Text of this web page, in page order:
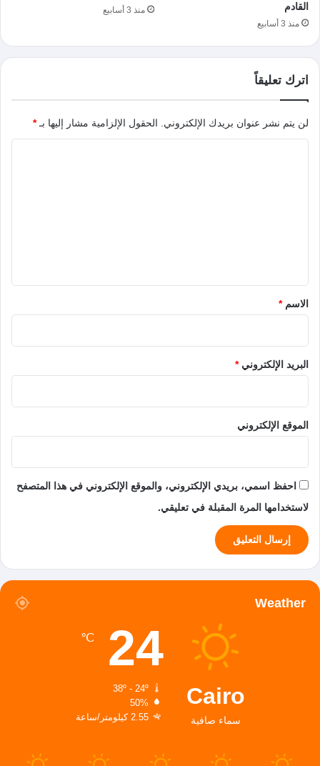
القادم
منذ 3 أسابيع
منذ 3 أسابيع
اترك تعليقاً
لن يتم نشر عنوان بريدك الإلكتروني. الحقول الإلزامية مشار إليها بـ*
*الاسم*
البريد الإلكتروني*
الموقع الإلكتروني
احفظ اسمي، بريدي الإلكتروني، والموقع الإلكتروني في هذا المتصفح
لاستخدامها المرة المقبلة في تعليقي.
Weather
Cairo
سماء صافية
24
℃
38º - 24º
50%
2.55 كيلومتر/ساعة